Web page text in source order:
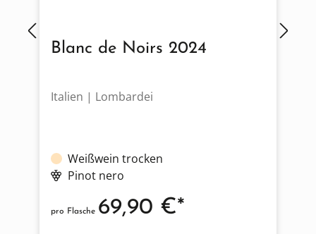
Blanc de Noirs 2024
Italien | Lombardei
Weißwein trocken
Pinot nero
pro Flasche 69,90 €*